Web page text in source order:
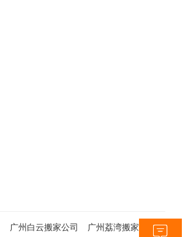
广州白云搬家公司 广州荔湾搬家公司